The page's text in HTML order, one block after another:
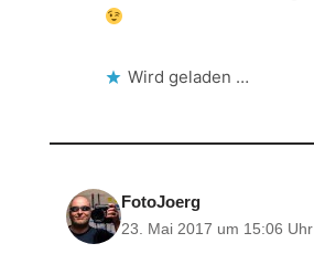
Wird geladen …
FotoJoerg
23. Mai 2017 um 15:06 Uhr